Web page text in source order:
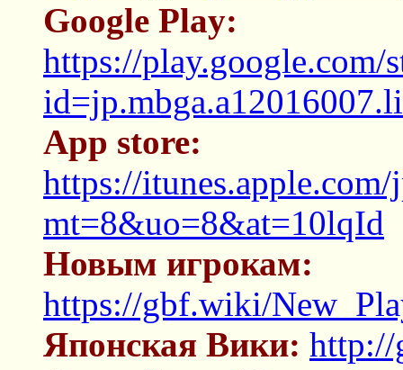
Google Play:
https://play.google.com/
App store:
https://
mt=8&uo=8&at=10lqId
Новым игрокам:
https://gbf.wiki/
Японская Вики: